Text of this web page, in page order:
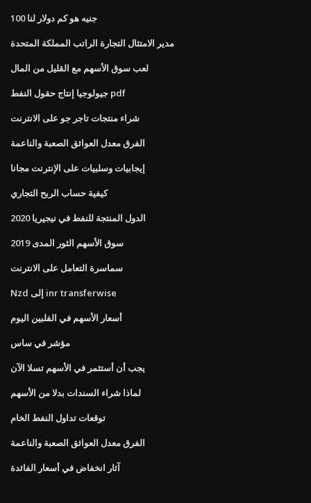
100 جنيه هو كم دولار لنا
مدير الامتثال التجارة الراتب المملكة المتحدة
لعب سوق الأسهم مع القليل من المال
جيولوجيا إنتاج حقول النفط pdf
شراء منتجات تاجر جو على الانترنت
الفرق معدل العوائق الصعبة والناعمة
إيجابيات وسلبيات على الإنترنت مجانا
كيفية حساب الربح التجاري
الدول المنتجة للنفط في نيجيريا 2020
سوق الأسهم الثور المدى 2019
سماسرة التعامل على الانترنت
Nzd إلى inr transferwise
أسعار الأسهم في الفلبين اليوم
مؤشر في ساس
يجب أن أستثمر في الأسهم تسلا الآن
لماذا شراء السندات بدلا من الأسهم
توقعات تداول النفط الخام
الفرق معدل العوائق الصعبة والناعمة
آثار انخفاض في أسعار الفائدة